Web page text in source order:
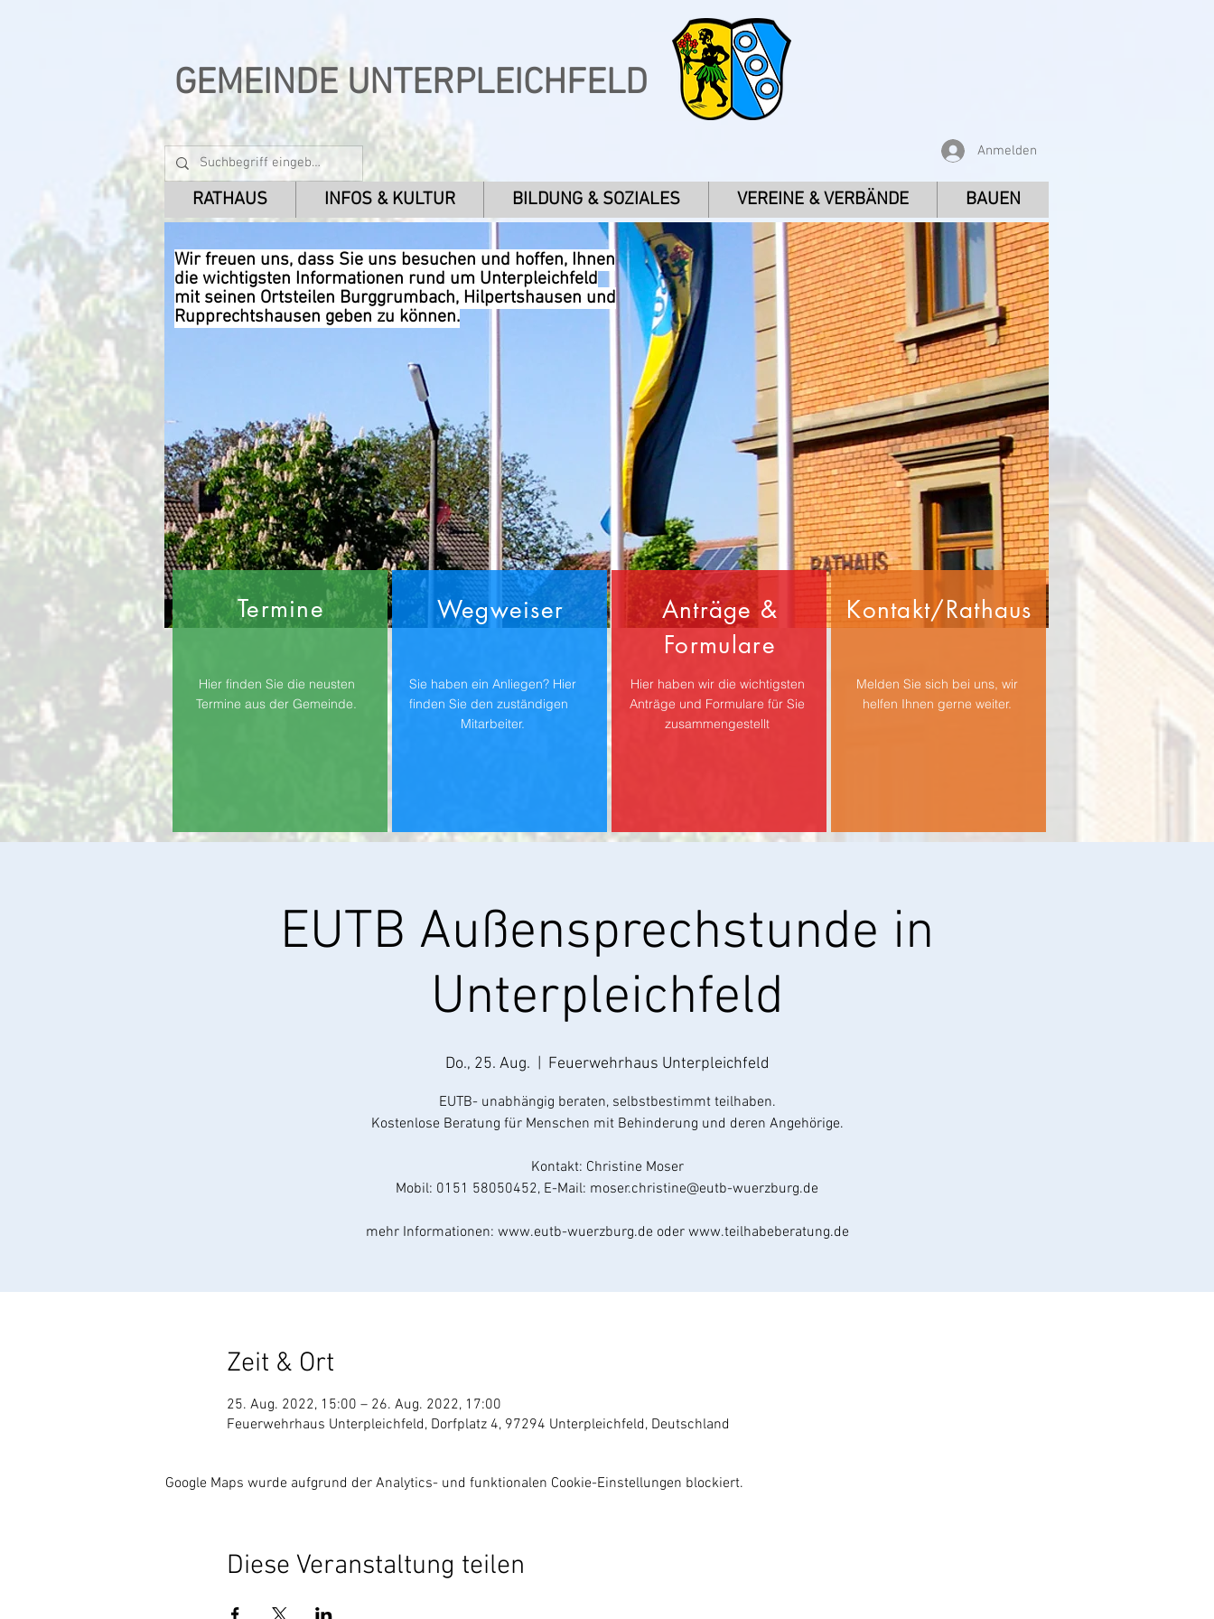
GEMEINDE UNTERPLEICHFELD
RATHAUS INFOS & KULTUR BILDUNG & SOZIALES VEREINE & VERBÄNDE BAUEN
Wir freuen uns, dass Sie uns besuchen und hoffen, Ihnen
die wichtigsten Informationen rund um Unterpleichfeld
mit seinen Ortsteilen Burggrumbach, Hilpertshausen und
Rupprechtshausen geben zu können.
Termine
Hier finden Sie die neusten
Termine aus der Gemeinde.
Wegweiser
Sie haben ein Anliegen? Hier
finden Sie den zuständigen
Mitarbeiter.
Anträge &
Formulare
Hier haben wir die wichtigsten
Anträge und Formulare für Sie
zusammengestellt
Kontakt/Rathaus
Melden Sie sich bei uns, wir
helfen Ihnen gerne weiter.
EUTB Außensprechstunde in
Unterpleichfeld
Do., 25. Aug. Feuerwehrhaus Unterpleichfeld
EUTB- unabhängig beraten, selbstbestimmt teilhaben.
Kostenlose Beratung für Menschen mit Behinderung und deren Angehörige.
Kontakt: Christine Moser
Mobil: 0151 58050452, E-Mail: moser.christine@eutb-wuerzburg.de
Zeit & Ort
25. Aug. 2022, 15:00 – 26. Aug. 2022, 17:00
Feuerwehrhaus Unterpleichfeld, Dorfplatz 4, 97294 Unterpleichfeld, Deutschland
Google Maps wurde aufgrund der Analytics- und funktionalen Cookie-Einstellungen blockiert.
Diese Veranstaltung teilen
Anmelden